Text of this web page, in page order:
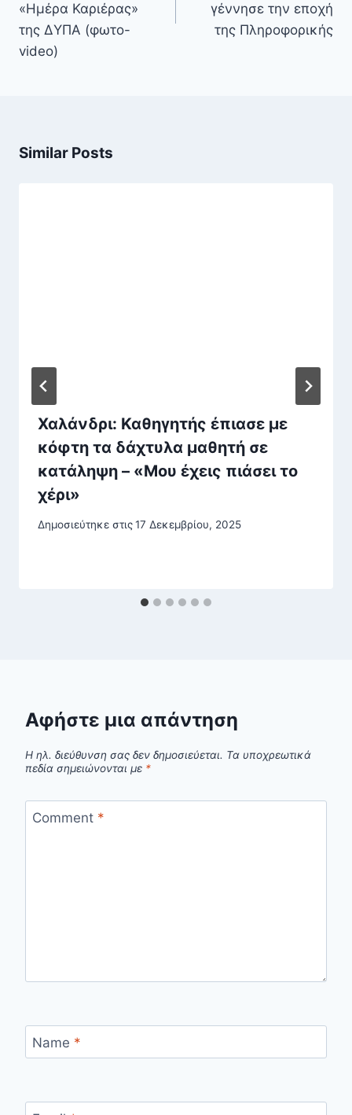
«Ημέρα Καριέρας»
της ΔΥΠΑ (φωτο-
video)
γέννησε την εποχή
της Πληροφορικής
Similar Posts
Χαλάνδρι: Καθηγητής έπιασε με
κόφτη τα δάχτυλα μαθητή σε
κατάληψη – «Μου έχεις πιάσει το
χέρι»
Δημοσιεύτηκε στις17 Δεκεμβρίου, 2025
Αφήστε μια απάντηση
Η ηλ. διεύθυνση σας δεν δημοσιεύεται. Τα υποχρεωτικά
πεδία σημειώνονται με *
Comment *
Name *